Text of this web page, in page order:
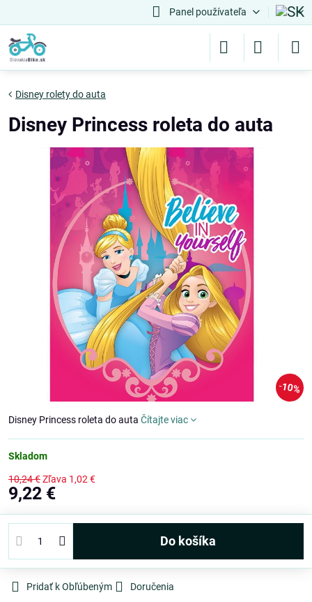
Panel používateľa
10%
Disney rolety do auta
Disney Princess roleta do auta
Disney Princess roleta do auta Čítajte viac
Skladom
10,24 €Zľava 1,02 €
9,22 €
Do košíka
Pridať k Obľúbeným Doručenia